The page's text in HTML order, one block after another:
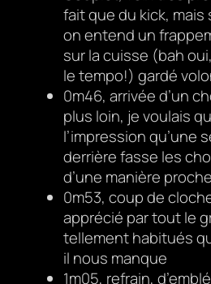
fait que du kick,
on entend un
sur la cuisse (bah
le tempo!) gardé
0m46, arrivée d’un
plus loin, je voulais
l’impression qu’une
derrière fasse les
d’une manière
0m53, coup de
apprécié par tout le
tellement habitués
il nous manque
1m05, refrain,